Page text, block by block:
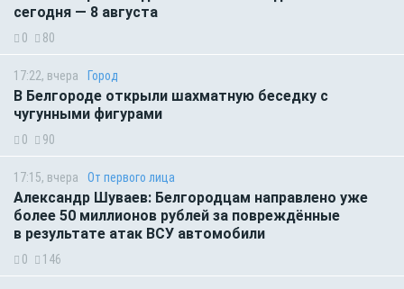
сегодня — 8 августа
0 80
17:22, вчера Город
В Белгороде открыли шахматную беседку с
чугунными фигурами
0 90
17:15, вчера От первого лица
Александр Шуваев: Белгородцам направлено уже
более 50 миллионов рублей за повреждённые
в результате атак ВСУ автомобили
0 146